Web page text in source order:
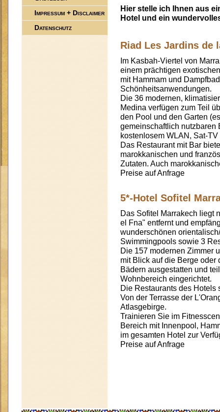
Hier stelle ich Ihnen aus
Hotel und ein
Riad Les Jardins de
Im Kasbah-Viertel von
einem prächtigen
mit Hammam und
Schönheitsanwendungen.
Die 36 modernen,
Medina verfügen zum Teil
den Pool und den Garten
gemeinschaftlich nutzbaren
kostenlosem WLAN, Sat-
Das Restaurant mit Bar
marokkanischen und
Zutaten. Auch
Preise auf Anfrage
5*-Hotel Sofitel
Das Sofitel Marrakech liegt
el Fna" entfernt und
wunderschönen
Swimmingpools sowie 3
Die 157 modernen Zimmer
mit Blick auf die Berge oder
Bädern ausgestatten und
Wohnbereich eingerichtet.
Die Restaurants des Hotels
Von der Terrasse der
Atlasgebirge.
Trainieren Sie im
Bereich mit Innenpool,
im gesamten Hotel zur
Preise auf Anfrage
Impressum + Disclaimer
Datenschutz